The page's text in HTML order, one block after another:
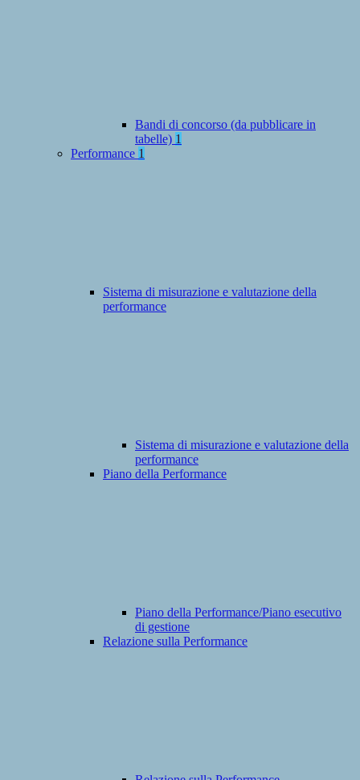
Bandi di concorso (da pubblicare in
tabelle) 1
Performance 1
Sistema di misurazione e valutazione della
performance
Sistema di misurazione e valutazione della
performance
Piano della Performance
Piano della Performance/Piano esecutivo
di gestione
Relazione sulla Performance